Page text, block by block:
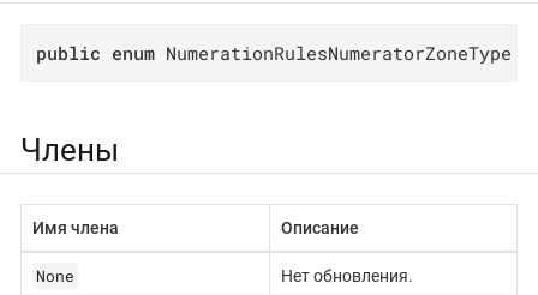
public enum NumerationRulesNumeratorZoneType
Члены
Имя члена Описание
None Нет обновления.